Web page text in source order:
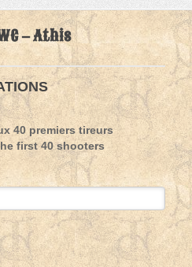
– Athis
40 premiers tireurs
first 40 shooters